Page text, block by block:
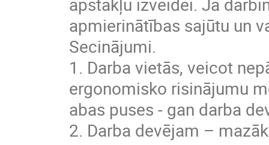
apmierinātības sajūtu un
Secinājumi.
1. Darba vietās, veicot
ergonomisko risinājumu
abas puses - gan darba
2. Darba devējam –